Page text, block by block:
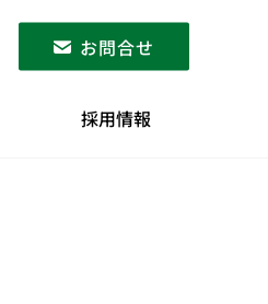
お問合せ
採用情報